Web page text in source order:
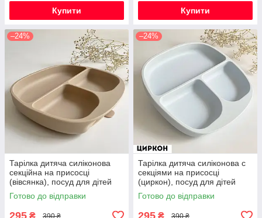
Купити Купити
–24%
Тарілка дитяча силіконова
секційна на присосці
(вівсянка), посуд для дітей
силіконовий
Готово до відправки
295 ₴ 390 ₴
–24%
Тарілка дитяча силіконова с
секціями на присосці
(циркон), посуд для дітей
силіконовий
Готово до відправки
295 ₴ 390 ₴